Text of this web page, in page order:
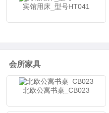
宾馆用床_型号HT041
会所家具
北欧公寓书桌_CB023